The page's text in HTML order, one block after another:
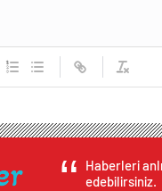
Haberleri
edebilirsiniz.